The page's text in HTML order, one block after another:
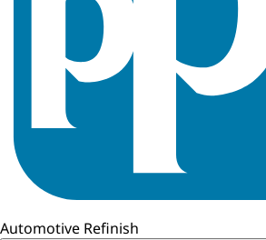
Automotive Refinish